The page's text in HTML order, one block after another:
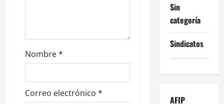
Nombre*
Correo electrónico *
Sin
categoría
Sindicatos
AFIP